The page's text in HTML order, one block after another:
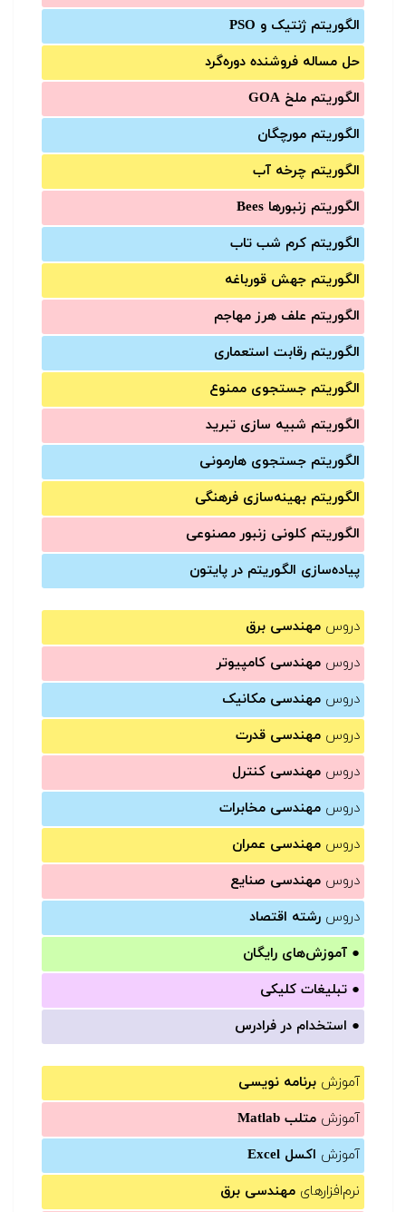
الگوریتم ژنتیک و PSO
حل مساله فروشنده دوره‌گرد
الگوریتم ملخ GOA
الگوریتم مورچگان
الگوریتم چرخه آب
الگوریتم زنبورها Bees
الگوریتم کرم شب تاب
الگوریتم جهش قورباغه
الگوریتم علف هرز مهاجم
الگوریتم رقابت استعماری
الگوریتم جستجوی ممنوع
الگوریتم شبیه سازی تبرید
الگوریتم جستجوی هارمونی
الگوریتم بهینه‌سازی فرهنگی
الگوریتم کلونی زنبور مصنوعی
پیاده‌سازی الگوریتم در پایتون
دروس مهندسی برق
دروس مهندسی کامپیوتر
دروس مهندسی مکانیک
دروس مهندسی قدرت
دروس مهندسی کنترل
دروس مهندسی مخابرات
دروس مهندسی عمران
دروس مهندسی صنایع
دروس رشته اقتصاد
● آموزش‌های رایگان
● تبلیغات کلیکی
● استخدام در فرادرس
آموزش برنامه نویسی
آموزش متلب Matlab
آموزش اکسل Excel
نرم‌افزارهای مهندسی برق